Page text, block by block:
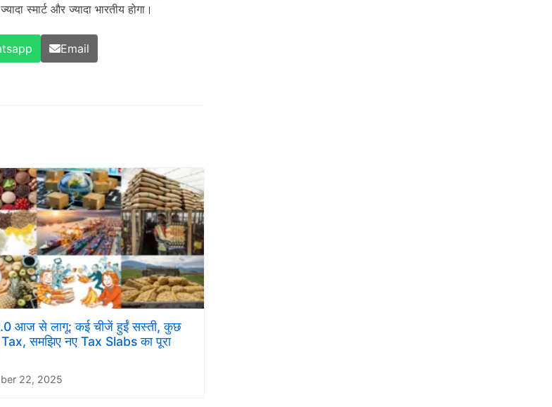
स्मार्ट और ज्यादा भारतीय होगा।
Email
आज से लागू: कई चीजें हुईं सस्ती, कुछ
समझिए नए Tax Slabs का पूरा
22, 2025